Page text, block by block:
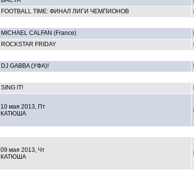
FOOTBALL TIME: ФИНАЛ ЛИГИ ЧЕМПИОНОВ
MICHAEL CALFAN (France)
ROCKSTAR FRIDAY
DJ GABBA (УФА)!
SING IT!
10 мая 2013, Пт
КАТЮША
09 мая 2013, Чт
КАТЮША